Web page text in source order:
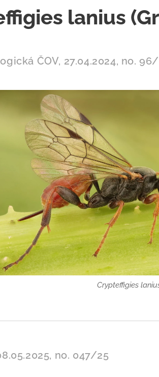
lanius
ČOV, 27.04.2024, no.
Crypteffigies
no. 047/25